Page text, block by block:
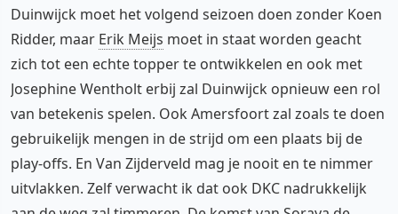
Duinwijck moet het volgend seizoen doen zonder Koen
Ridder, maar Erik Meijs moet in staat worden geacht
zich tot een echte topper te ontwikkelen en ook met
Josephine Wentholt erbij zal Duinwijck opnieuw een rol
van betekenis spelen. Ook Amersfoort zal zoals te doen
gebruikelijk mengen in de strijd om een plaats bij de
play-offs. En Van Zijderveld mag je nooit en te nimmer
uitvlakken. Zelf verwacht ik dat ook DKC nadrukkelijk